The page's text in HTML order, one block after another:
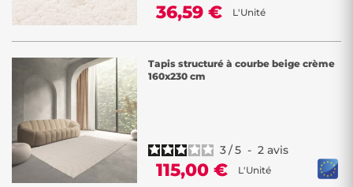
36,59 € L'Unité
Tapis structuré à courbe beige crème
160x230 cm
3/5 - 2 avis
115,00 € L'Unité